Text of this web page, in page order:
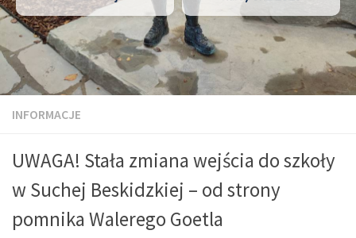
INFORMACJE
UWAGA! Stała zmiana wejścia do szkoły
w Suchej Beskidzkiej – od strony
pomnika Walerego Goetla